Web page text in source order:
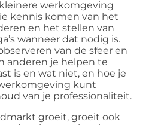
werkomgeving
kennis komen van het
en het stellen van
wanneer dat nodig is.
van de sfeer en
anderen je helpen te
is en wat niet, en hoe je
kunt
van je professionaliteit.
groeit, groeit ook